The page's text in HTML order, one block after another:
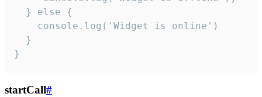
  } else {
    console.log('Widget is online')
  }
}
startCall#